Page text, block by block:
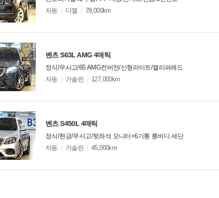
모
션
자동 디젤 78,000km
벤츠 S63L AMG 4매틱
정식/무사고/65 AMG컨버전/신형라이트/캘리퍼레드
모
션
자동 가솔린 127,000km
벤츠 S450L 4매틱
정식/현금/무사고/뒷좌석 모니터+6기통 롱바디 세단
모
션
자동 가솔린 45,000km